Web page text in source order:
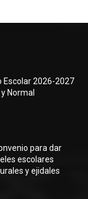
Escolar 2026-2027
Normal
para dar
escolares
y ejidales